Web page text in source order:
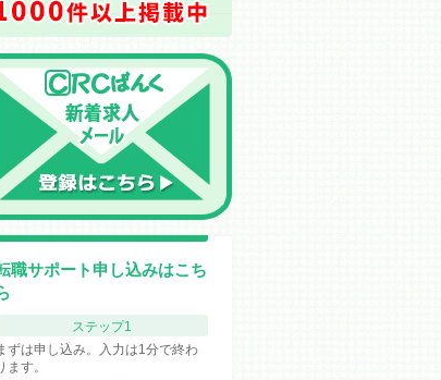
職サポート申し込みはこち
ステップ1
ずは申し込み。入力は1分で終わ
ます。